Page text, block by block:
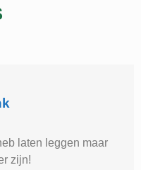
laten leggen maar
zijn!